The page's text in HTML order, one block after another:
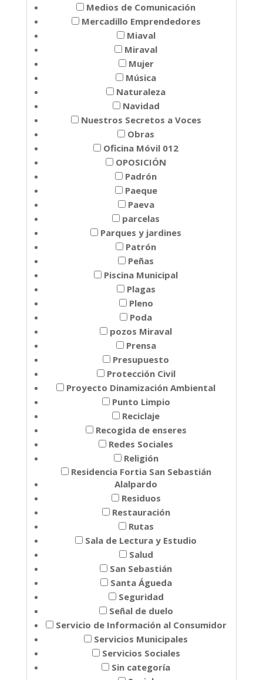
Medios de Comunicación
Mercadillo Emprendedores
Miaval
Miraval
Mujer
Música
Naturaleza
Navidad
Nuestros Secretos a Voces
Obras
Oficina Móvil 012
OPOSICIÓN
Padrón
Paeque
Paeva
parcelas
Parques y jardines
Patrón
Peñas
Piscina Municipal
Plagas
Pleno
Poda
pozos Miraval
Prensa
Presupuesto
Protección Civil
Proyecto Dinamización Ambiental
Punto Limpio
Reciclaje
Recogida de enseres
Redes Sociales
Religión
Residencia Fortia San Sebastián
Alalpardo
Residuos
Restauración
Rutas
Sala de Lectura y Estudio
Salud
San Sebastián
Santa Águeda
Seguridad
Señal de duelo
Servicio de Información al Consumidor
Servicios Municipales
Servicios Sociales
Sin categoría